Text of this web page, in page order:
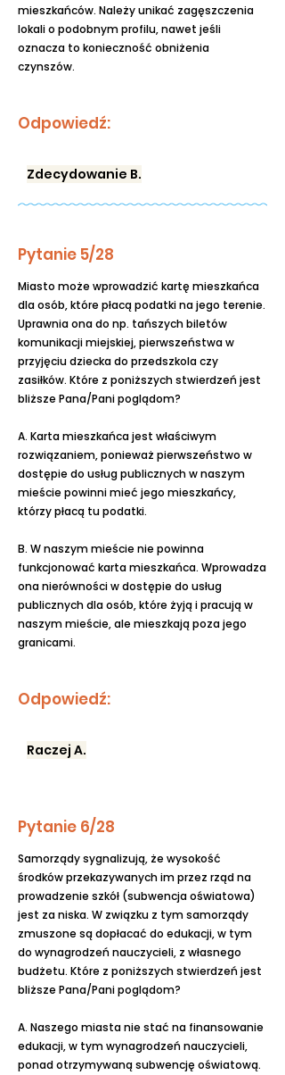
mieszkańców. Należy unikać zagęszczenia
lokali o podobnym profilu, nawet jeśli
oznacza to konieczność obniżenia
czynszów.
Odpowiedź:
Zdecydowanie B.
Pytanie 5/28
Miasto może wprowadzić kartę mieszkańca
dla osób, które płacą podatki na jego terenie.
Uprawnia ona do np. tańszych biletów
komunikacji miejskiej, pierwszeństwa w
przyjęciu dziecka do przedszkola czy
zasiłków. Które z poniższych stwierdzeń jest
bliższe Pana/Pani poglądom?
A. Karta mieszkańca jest właściwym
rozwiązaniem, ponieważ pierwszeństwo w
dostępie do usług publicznych w naszym
mieście powinni mieć jego mieszkańcy,
którzy płacą tu podatki.
B. W naszym mieście nie powinna
funkcjonować karta mieszkańca. Wprowadza
ona nierówności w dostępie do usług
publicznych dla osób, które żyją i pracują w
naszym mieście, ale mieszkają poza jego
granicami.
Odpowiedź:
Raczej A.
Pytanie 6/28
Samorządy sygnalizują, że wysokość
środków przekazywanych im przez rząd na
prowadzenie szkół (subwencja oświatowa)
jest za niska. W związku z tym samorządy
zmuszone są dopłacać do edukacji, w tym
do wynagrodzeń nauczycieli, z własnego
budżetu. Które z poniższych stwierdzeń jest
bliższe Pana/Pani poglądom?
A. Naszego miasta nie stać na finansowanie
edukacji, w tym wynagrodzeń nauczycieli,
ponad otrzymywaną subwencję oświatową.